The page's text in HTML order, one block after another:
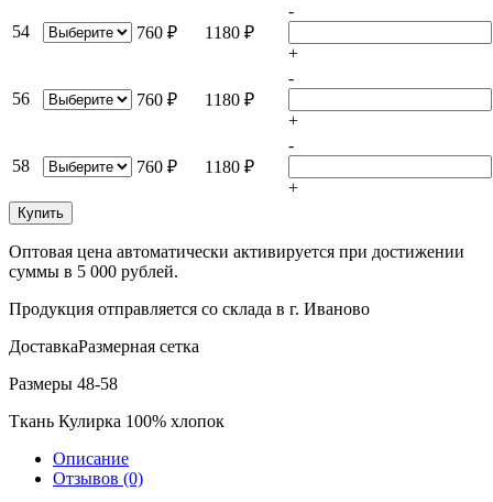
54 760 ₽ 1180 ₽
-
+
56 760 ₽ 1180 ₽
-
+
58 760 ₽ 1180 ₽
-
+
Купить
Оптовая цена автоматически активируется при достижении
суммы в 5 000 рублей.
Продукция отправляется со склада в г. Иваново
ДоставкаРазмерная сетка
Размеры 48-58
Ткань Кулирка 100% хлопок
Описание
Отзывов (0)